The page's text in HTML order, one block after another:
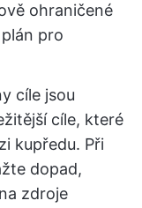
ohraničené
pro
cíle jsou
cíle, které
kupředu. Při
dopad,
zdroje